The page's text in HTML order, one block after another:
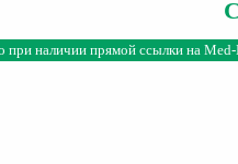
при наличии прямой ссылки на